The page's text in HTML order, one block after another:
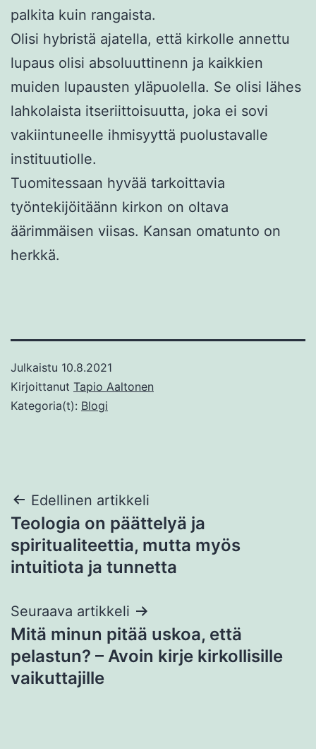
palkita kuin rangaista.
Olisi hybristä ajatella, että kirkolle annettu
lupaus olisi absoluuttinenn ja kaikkien
muiden lupausten yläpuolella. Se olisi lähes
lahkolaista itseriittoisuutta, joka ei sovi
vakiintuneelle ihmisyyttä puolustavalle
instituutiolle.
Tuomitessaan hyvää tarkoittavia
työntekijöitäänn kirkon on oltava
äärimmäisen viisas. Kansan omatunto on
herkkä.
Julkaistu 10.8.2021
Kirjoittanut Tapio Aaltonen
Kategoria(t): Blogi
Artikkelien
selaus
Edellinen artikkeli
Teologia on päättelyä ja
spiritualiteettia, mutta myös
intuitiota ja tunnetta
Seuraava artikkeli
Mitä minun pitää uskoa, että
pelastun? – Avoin kirje kirkollisille
vaikuttajille